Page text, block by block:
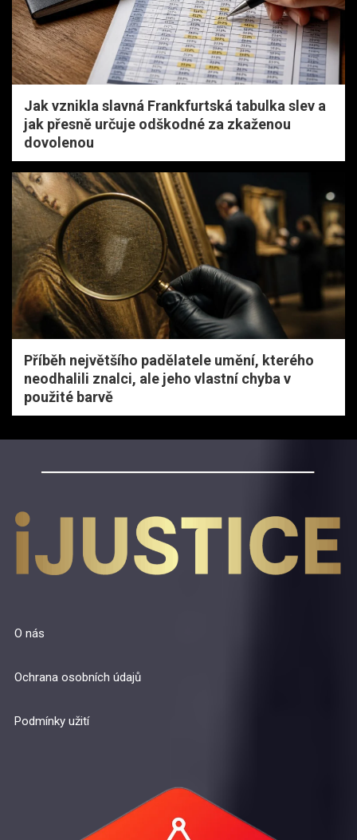
Jak vznikla slavná Frankfurtská tabulka slev a
jak přesně určuje odškodné za zkaženou
dovolenou
Příběh největšího padělatele umění, kterého
neodhalili znalci, ale jeho vlastní chyba v
použité barvě
O nás
Ochrana osobních údajů
Podmínky užití